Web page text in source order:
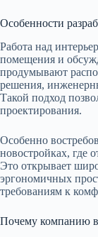
Особенности
Работа над
помещения и
продумывают
решения,
Такой подход
проектирования.
Особенно
новостройках, где
Это открывает
эргономичных
требованиям к
Почему компанию